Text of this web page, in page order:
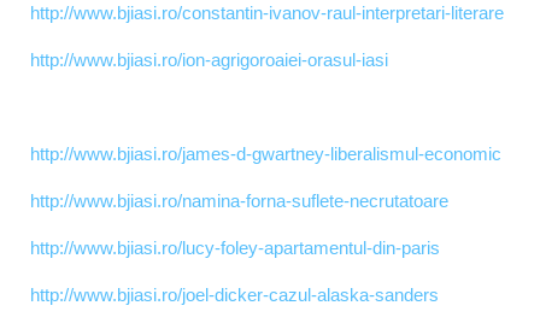
http://www.bjiasi.ro/constantin-ivanov-raul-interpretari-literare
http://www.bjiasi.ro/ion-agrigoroaiei-orasul-iasi
http://www.bjiasi.ro/james-d-gwartney-liberalismul-economic
http://www.bjiasi.ro/namina-forna-suflete-necrutatoare
http://www.bjiasi.ro/lucy-foley-apartamentul-din-paris
http://www.bjiasi.ro/joel-dicker-cazul-alaska-sanders